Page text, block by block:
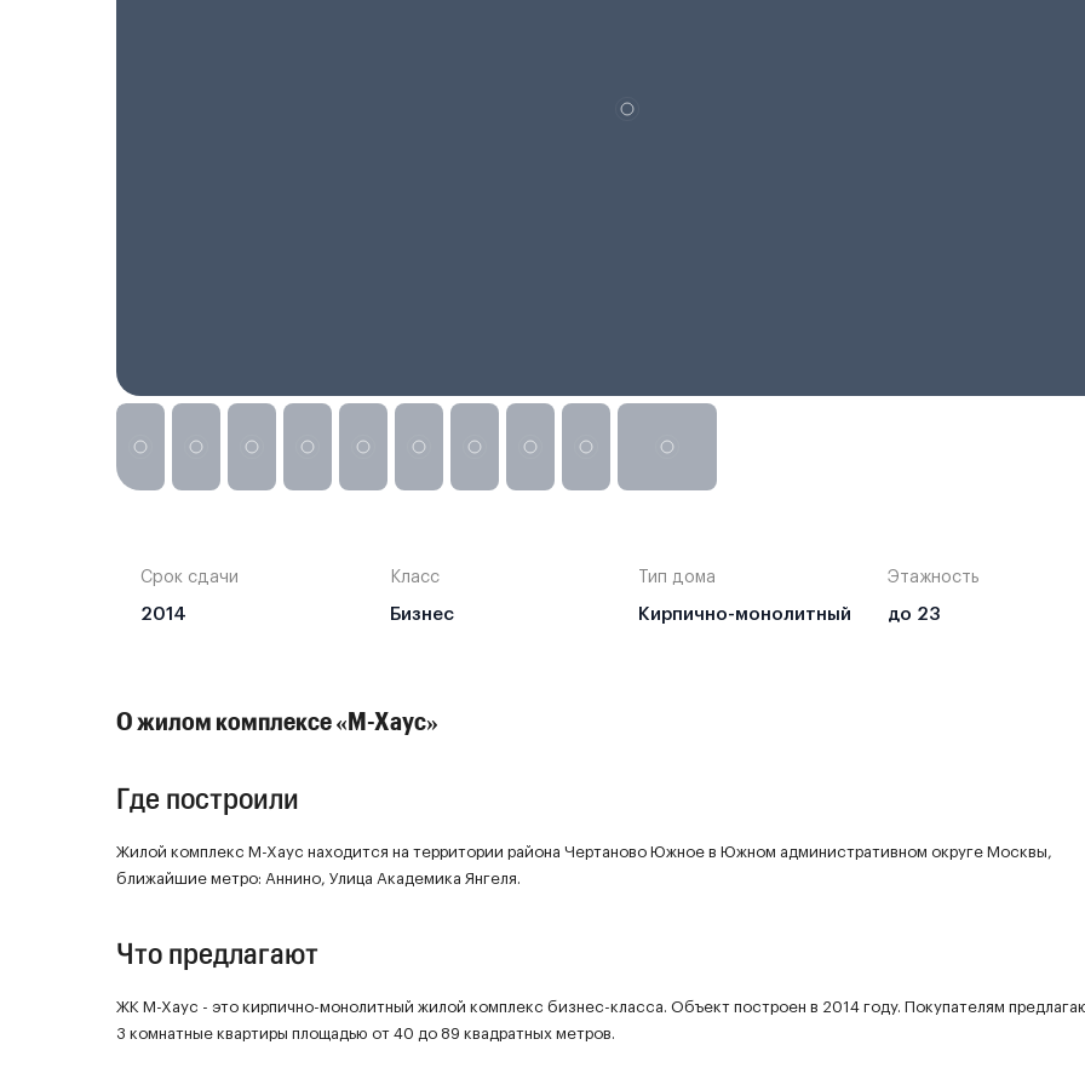
Срок сдачи
2014
Класс
Бизнес
Тип дома
Кирпично-монолитный
Этажность
до 23
О жилом комплексе «М-Хаус»
Где построили
Жилой комплекс М-Хаус находится на территории района Чертаново Южное в Южном административном округе Москвы,
ближайшие метро: Аннино, Улица Академика Янгеля.
Что предлагают
ЖК М-Хаус - это кирпично-монолитный жилой комплекс бизнес-класса. Объект построен в 2014 году. Покупателям
3 комнатные квартиры площадью от 40 до 89 квадратных метров.